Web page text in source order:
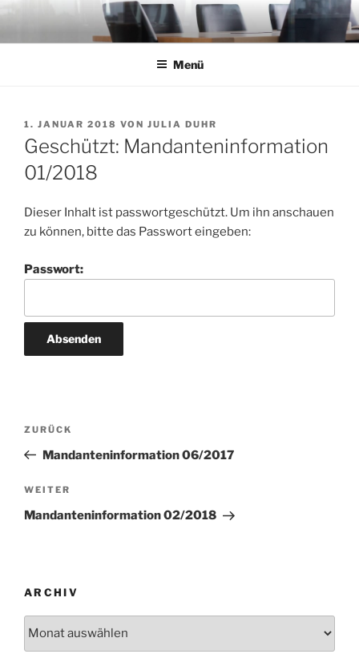
Zum
springen
Menü
VERÖFFENTLICHT
AM
1. JANUAR 2018 VON JULIA DUHR
Geschützt: Mandanteninformation
01/2018
Dieser Inhalt ist passwortgeschützt. Um ihn anschauen
zu können, bitte das Passwort eingeben:
Passwort:
Beitragsnavigation
Vorheriger
Beitrag
ZURÜCK
Mandanteninformation 06/2017
Nächster
Beitrag
WEITER
Mandanteninformation 02/2018
ARCHIV